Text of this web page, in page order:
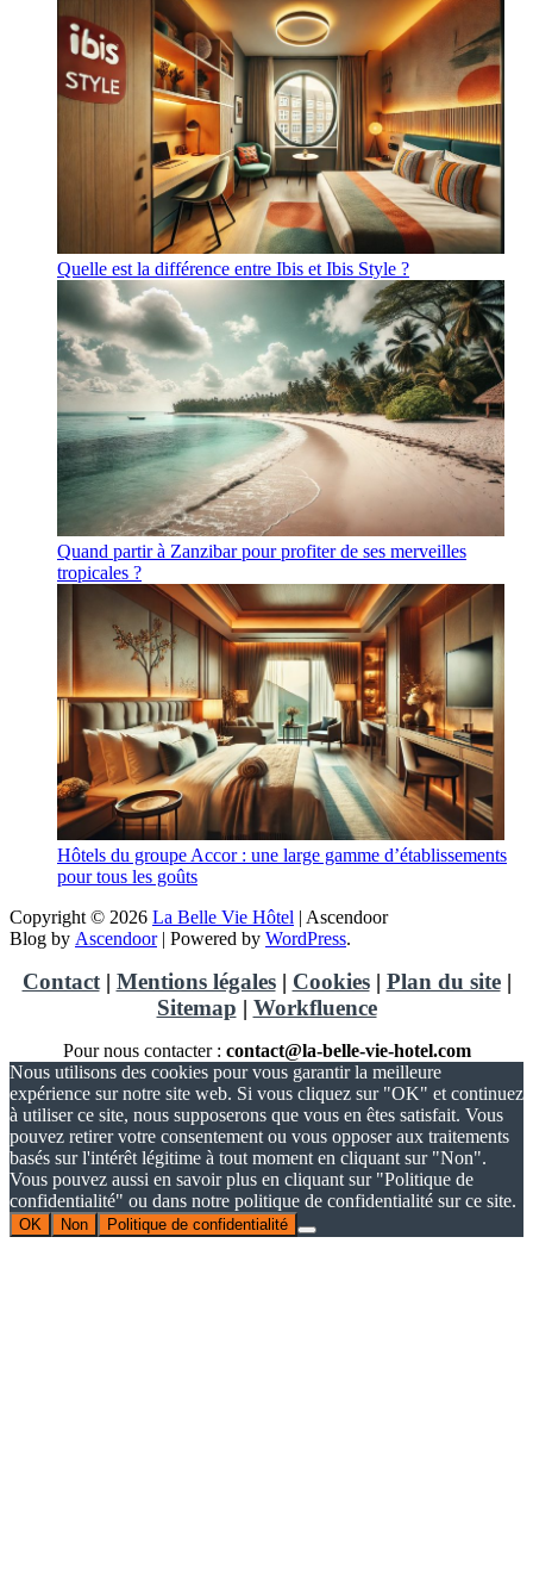
Quelle est la différence entre Ibis et Ibis Style ?
Quand partir à Zanzibar pour profiter de ses merveilles
tropicales ?
Hôtels du groupe Accor : une large gamme d’établissements
pour tous les goûts
Copyright © 2026 La Belle Vie Hôtel | Ascendoor
Blog by Ascendoor| Powered by WordPress.
Contact| Mentions légales| Cookies| Plan du site|
Sitemap | Workfluence
Pour nous contacter : contact@la-belle-vie-hotel.com
Nous utilisons des cookies pour vous garantir la meilleure
expérience sur notre site web. Si vous cliquez sur "OK" et continuez
à utiliser ce site, nous supposerons que vous en êtes satisfait. Vous
pouvez retirer votre consentement ou vous opposer aux traitements
basés sur l'intérêt légitime à tout moment en cliquant sur "Non".
Vous pouvez aussi en savoir plus en cliquant sur "Politique de
confidentialité" ou dans notre politique de confidentialité sur ce site.
OK Non Politique de confidentialité